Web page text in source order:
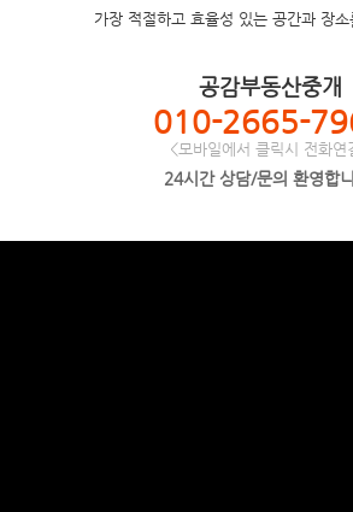
가장 적절하고 효율성 있는 공간과 장소
공감부동산중개
010-2665-
<모바일에서 클릭시 전화연
24시간 상담/문의 환영합